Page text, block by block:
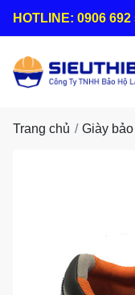
HOTLINE: 0906
Trang chủ Giày